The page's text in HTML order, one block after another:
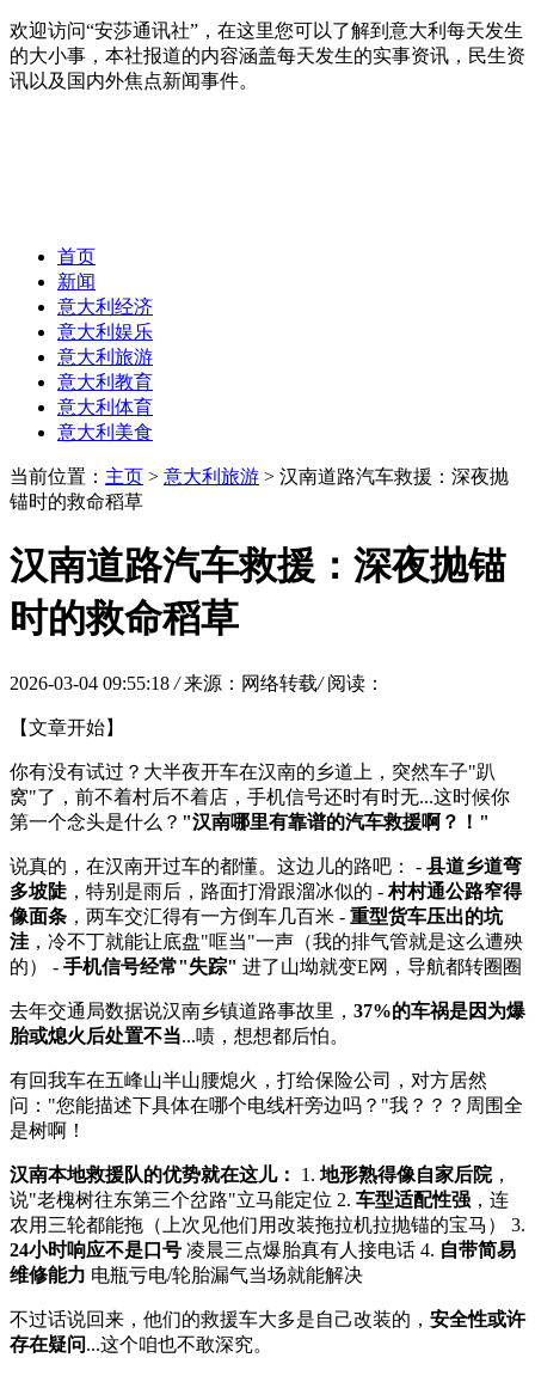
欢迎访问“安莎通讯社”，在这里您可以了解到意大利每天发生
的大小事，本社报道的内容涵盖每天发生的实事资讯，民生资
讯以及国内外焦点新闻事件。
首页
新闻
意大利经济
意大利娱乐
意大利旅游
意大利教育
意大利体育
意大利美食
当前位置： 主页 > 意大利旅游 > 汉南道路汽车救援：深夜抛
锚时的救命稻草
汉南道路汽车救援：深夜抛锚
时的救命稻草
2026-03-04 09:55:18 / 来源：网络转载/ 阅读：
【文章开始】
你有没有试过？大半夜开车在汉南的乡道上，突然车子"趴
窝"了，前不着村后不着店，手机信号还时有时无...这时候你
第一个念头是什么？ "汉南哪里有靠谱的汽车救援啊？！"
说真的，在汉南开过车的都懂。这边儿的路吧： - 县道乡道弯
多坡陡 ，特别是雨后，路面打滑跟溜冰似的 -村村通公路窄得
像面条 ，两车交汇得有一方倒车几百米 - 重型货车压出的坑
洼 ，冷不丁就能让底盘"哐当"一声（我的排气管就是这么遭殃
的） - 手机信号经常"失踪" 进了山坳就变E网，导航都转圈圈
去年交通局数据说汉南乡镇道路事故里， 37%的车祸是因为爆
胎或熄火后处置不当...啧，想想都后怕。
有回我车在五峰山半山腰熄火，打给保险公司，对方居然
问："您能描述下具体在哪个电线杆旁边吗？"我？？？周围全
是树啊！
汉南本地救援队的优势就在这儿： 1. 地形熟得像自家后院，
说"老槐树往东第三个岔路"立马能定位 2. 车型适配性强 ，连
农用三轮都能拖（上次见他们用改装拖拉机拉抛锚的宝马） 3.
24小时响应不是口号 凌晨三点爆胎真有人接电话 4. 自带简易
维修能力 电瓶亏电/轮胎漏气当场就能解决
不过话说回来，他们的救援车大多是自己改装的， 安全性或许
存在疑问...这个咱也不敢深究。